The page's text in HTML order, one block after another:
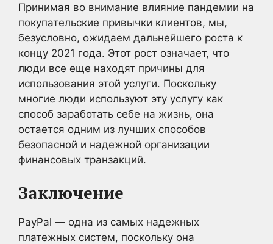
Принимая во внимание влияние пандемии на
покупательские привычки клиентов, мы,
безусловно, ожидаем дальнейшего роста к
концу 2021 года. Этот рост означает, что
люди все еще находят причины для
использования этой услуги. Поскольку
многие люди используют эту услугу как
способ заработать себе на жизнь, она
остается одним из лучших способов
безопасной и надежной организации
финансовых транзакций.
Заключение
PayPal — одна из самых надежных
платежных систем, поскольку она